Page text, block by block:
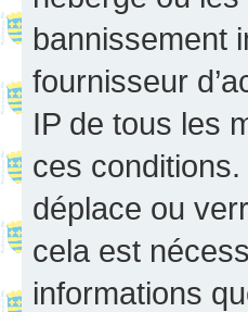
bannissement
fournisseur
IP de tous les
ces
déplace ou
cela est
informations